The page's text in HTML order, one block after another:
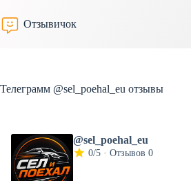
к
сути
Отзывичок
Телеграмм @sel_poehal_eu отзывы
@sel_poehal_eu
0/5 · Отзывов 0